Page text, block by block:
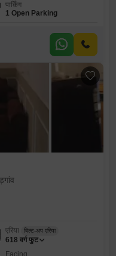
पार्किंग
1 Open Parking
एरिया बिल्ट-अप एरिया
618 वर्ग फुट
Facing